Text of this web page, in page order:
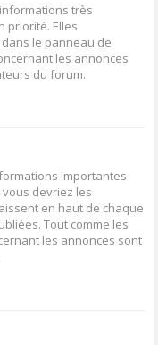
très
priorité. Elles
le panneau de
les annonces
du forum.
importantes
devriez les
en haut de chaque
Tout comme les
les annonces sont